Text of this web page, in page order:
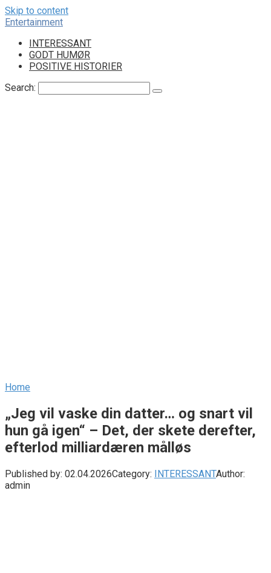
Skip to content
Entertainment
INTERESSANT
GODT HUMØR
POSITIVE HISTORIER
Search:
Home
„Jeg vil vaske din datter… og snart vil
hun gå igen“ – Det, der skete derefter,
efterlod milliardæren målløs
Published by: 02.04.2026Category: INTERESSANTAuthor:
admin